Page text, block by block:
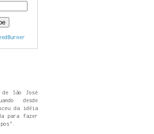
São José
desde
da idéia
para fazer